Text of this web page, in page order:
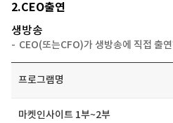
2.CEO출연
생방송
- CEO(또는CFO)가생방송에직접출
프로그램명
마켓인사이트1부~2부